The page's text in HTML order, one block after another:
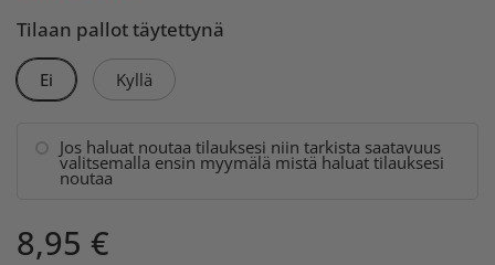
Tilaan pallot täytettynä
Ei Kyllä
Jos haluat noutaa tilauksesi niin tarkista saatavuus
valitsemalla ensin myymälä mistä haluat tilauksesi
noutaa
8,95 €